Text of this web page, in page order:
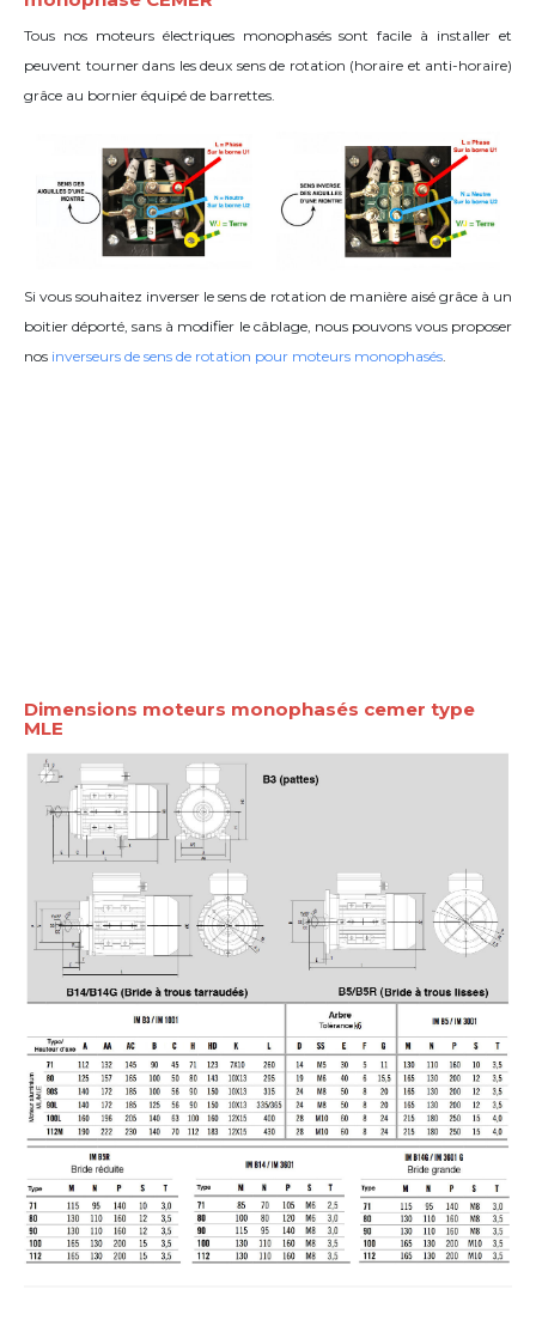
Tous nos moteurs électriques monophasés sont facile à installer et
peuvent tourner dans les deux sens de rotation (horaire et anti-horaire)
grâce au bornier équipé de barrettes.
Si vous souhaitez inverser le sens de rotation de manière aisé grâce à un
boitier déporté, sans à modifier le câblage, nous pouvons vous proposer
nos inverseurs de sens de rotation pour moteurs monophasés.
Dimensions moteurs monophasés cemer type
MLE